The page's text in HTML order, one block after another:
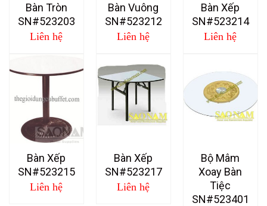
Bàn Tròn
SN#523203
Liên hệ
Bàn Vuông
SN#523212
Liên hệ
Bàn Xếp
SN#523214
Liên hệ
Bàn Xếp
SN#523215
Liên hệ
Bàn Xếp
SN#523217
Liên hệ
Bộ Mâm
Xoay Bàn
Tiệc
SN#523401